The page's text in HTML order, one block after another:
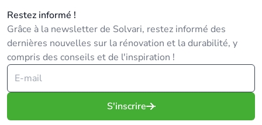
Restez informé !
Grâce à la newsletter de Solvari, restez informé des
dernières nouvelles sur la rénovation et la durabilité, y
compris des conseils et de l'inspiration !
S'inscrire